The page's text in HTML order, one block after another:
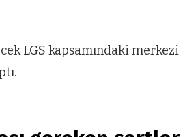
LGS kapsamındaki merkezi